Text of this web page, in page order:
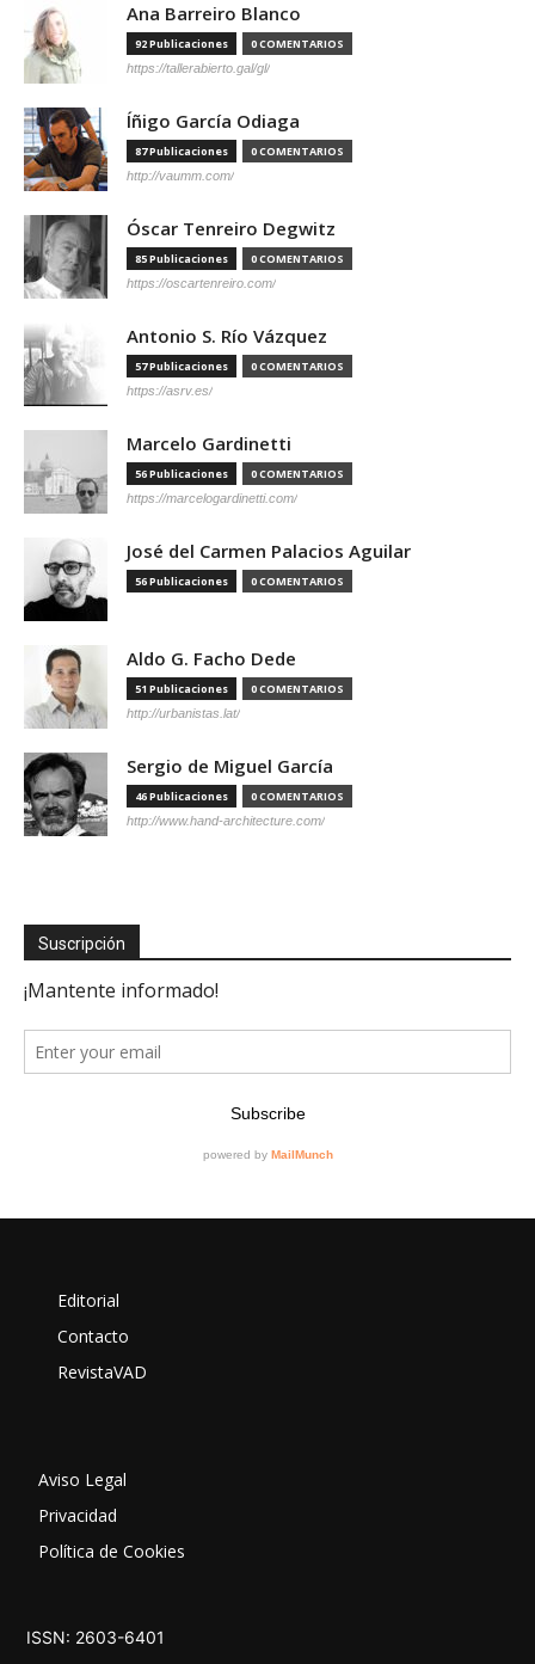
Ana Barreiro Blanco
92 Publicaciones 0 COMENTARIOS
https://tallerabierto.gal/gl/
Íñigo García Odiaga
87 Publicaciones 0 COMENTARIOS
http://vaumm.com/
Óscar Tenreiro Degwitz
85 Publicaciones 0 COMENTARIOS
https://oscartenreiro.com/
Antonio S. Río Vázquez
57 Publicaciones 0 COMENTARIOS
https://asrv.es/
Marcelo Gardinetti
56 Publicaciones 0 COMENTARIOS
https://marcelogardinetti.com/
José del Carmen Palacios Aguilar
56 Publicaciones 0 COMENTARIOS
Aldo G. Facho Dede
51 Publicaciones 0 COMENTARIOS
http://urbanistas.lat/
Sergio de Miguel García
46 Publicaciones 0 COMENTARIOS
http://www.hand-architecture.com/
Suscripción
Editorial
Contacto
RevistaVAD
Aviso Legal
Privacidad
Política de Cookies
ISSN: 2603-6401